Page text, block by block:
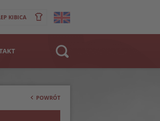
KIBICA
> WWW
POWRÓT